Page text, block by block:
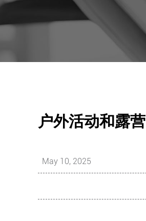
户外活动和露营
May 10, 2025